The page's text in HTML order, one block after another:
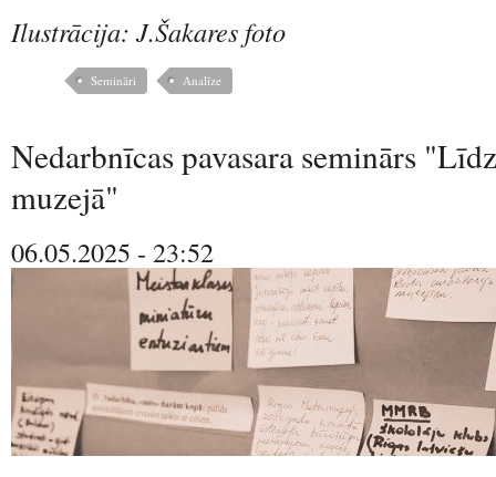
Ilustrācija: J.Šakares foto
Semināri Analīze
Nedarbnīcas pavasara seminārs
muzejā"
06.05.2025 - 23:52